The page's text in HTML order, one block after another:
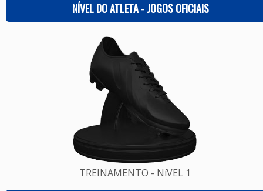
NÍVEL DO ATLETA - JOGOS OFICIAIS
TREINAMENTO - NíVEL 1